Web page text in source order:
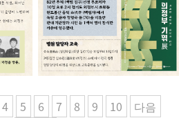
4 5 6 7 8 9 10 다음